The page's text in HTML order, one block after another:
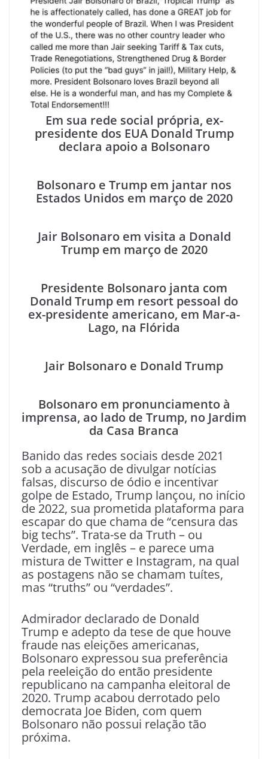
Em sua rede social própria, ex-
presidente dos EUA Donald Trump
declara apoio a Bolsonaro
Bolsonaro e Trump em jantar nos
Estados Unidos em março de 2020
Jair Bolsonaro em visita a Donald
Trump em março de 2020
Presidente Bolsonaro janta com
Donald Trump em resort pessoal do
ex-presidente americano, em Mar-a-
Lago, na Flórida
Jair Bolsonaro e Donald Trump
Bolsonaro em pronunciamento à
imprensa, ao lado de Trump, no Jardim
da Casa Branca
Banido das redes sociais desde 2021
sob a acusação de divulgar notícias
falsas, discurso de ódio e incentivar
golpe de Estado, Trump lançou, no início
de 2022, sua prometida plataforma para
escapar do que chama de “censura das
big techs”. Trata-se da Truth – ou
Verdade, em inglês – e parece uma
mistura de Twitter e Instagram, na qual
as postagens não se chamam tuítes,
mas “truths” ou “verdades”.
Admirador declarado de Donald
Trump e adepto da tese de que houve
fraude nas eleições americanas,
Bolsonaro expressou sua preferência
pela reeleição do então presidente
republicano na campanha eleitoral de
2020. Trump acabou derrotado pelo
democrata Joe Biden, com quem
Bolsonaro não possui relação tão
próxima.